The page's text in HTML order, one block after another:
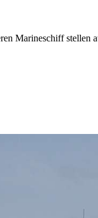
Marineschiff stellen